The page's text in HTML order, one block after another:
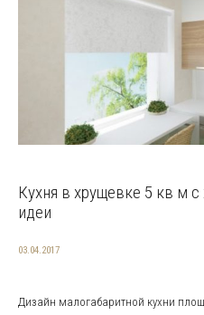
Кухня в хрущевке 5 кв м
идеи
03.04.2017
Дизайн малогабаритной кухни